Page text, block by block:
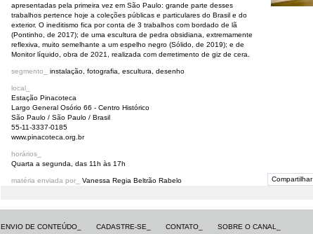
apresentadas pela primeira vez em São Paulo: grande parte desses
trabalhos pertence hoje a coleções públicas e particulares do Brasil e do
exterior. O ineditismo fica por conta de 3 trabalhos com bordado de lã
(Pontinho, de 2017); de uma escultura de pedra obsidiana, extremamente
reflexiva, muito semelhante a um espelho negro (Sólido, de 2019); e de
Monitor líquido, obra de 2021, realizada com derretimento de giz de cera.
segmento_ instalação, fotografia, escultura, desenho
local_
Estação Pinacoteca
Largo General Osório 66 - Centro Histórico
São Paulo / São Paulo / Brasil
55-11-3337-0185
www.pinacoteca.org.br
horários_
Quarta a segunda, das 11h às 17h
matéria enviada por_ Vanessa Regia Beltrão Rabelo Compartilhar
ENVIO DE CONTEÚDO_ CADASTRE-SE_ CONTATO_ SOBRE O CANAL_